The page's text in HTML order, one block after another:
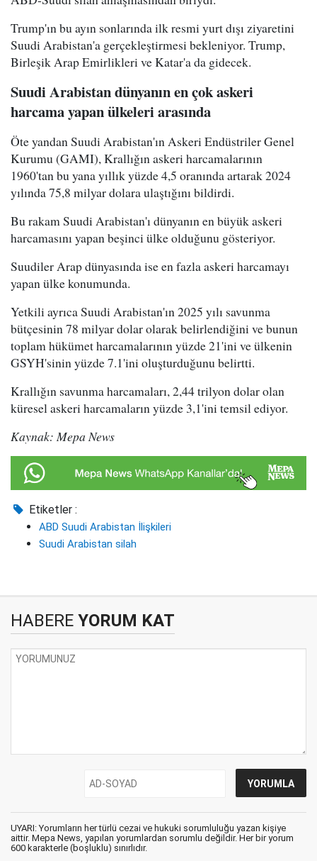
Trump'ın bu ayın sonlarında ilk resmi yurt dışı ziyaretini
Suudi Arabistan'a gerçekleştirmesi bekleniyor. Trump,
Birleşik Arap Emirlikleri ve Katar'a da gidecek.
Suudi Arabistan dünyanın en çok askeri
harcama yapan ülkeleri arasında
Öte yandan Suudi Arabistan'ın Askeri Endüstriler Genel
Kurumu (GAMI), Krallığın askeri harcamalarının
1960'tan bu yana yıllık yüzde 4,5 oranında artarak 2024
yılında 75,8 milyar dolara ulaştığını bildirdi.
Bu rakam Suudi Arabistan'ı dünyanın en büyük askeri
harcamasını yapan beşinci ülke olduğunu gösteriyor.
Suudiler Arap dünyasında ise en fazla askeri harcamayı
yapan ülke konumunda.
Yetkili ayrıca Suudi Arabistan'ın 2025 yılı savunma
bütçesinin 78 milyar dolar olarak belirlendiğini ve bunun
toplam hükümet harcamalarının yüzde 21'ini ve ülkenin
GSYH'sinin yüzde 7.1'ini oluşturduğunu belirtti.
Krallığın savunma harcamaları, 2,44 trilyon dolar olan
küresel askeri harcamaların yüzde 3,1'ini temsil ediyor.
Kaynak: Mepa News
Etiketler :
ABD Suudi Arabistan İlişkileri
Suudi Arabistan silah
HABERE YORUM KAT
UYARI: Yorumların her türlü cezai ve hukuki sorumluluğu yazan kişiye
aittir. Mepa News, yapılan yorumlardan sorumlu değildir. Her bir yorum
600 karakterle (boşluklu) sınırlıdır.